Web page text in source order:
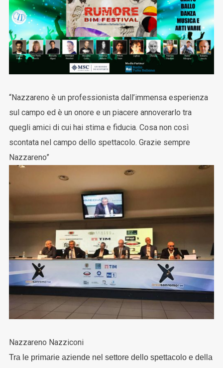
“Nazzareno è un professionista dall’immensa esperienza
sul campo ed è un onore e un piacere annoverarlo tra
quegli amici di cui hai stima e fiducia. Cosa non così
scontata nel campo dello spettacolo. Grazie sempre
Nazzareno”
Nazzareno Nazziconi
Tra le primarie aziende nel settore dello spettacolo e della